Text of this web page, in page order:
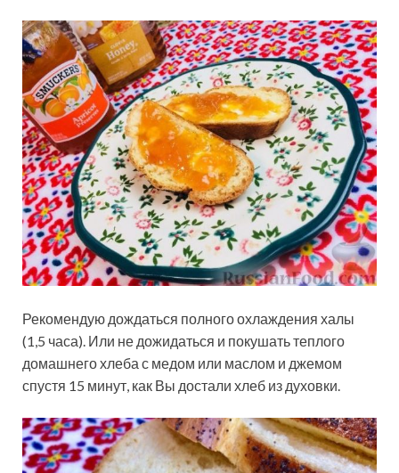
Рекомендую дождаться полного охлаждения халы
(1,5 часа). Или не дожидаться и покушать теплого
домашнего хлеба с медом или маслом и джемом
спустя 15 минут, как Вы достали хлеб из духовки.